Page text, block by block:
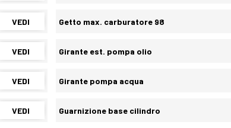
VEDI Getto max. carburatore 98
VEDI Girante est. pompa olio
VEDI Girante pompa acqua
VEDI Guarnizione base cilindro